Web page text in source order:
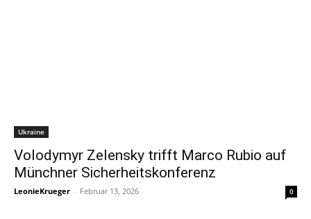
Ukraine
Volodymyr Zelensky trifft Marco Rubio auf
Münchner Sicherheitskonferenz
LeonieKrueger - Februar 13, 2026 0